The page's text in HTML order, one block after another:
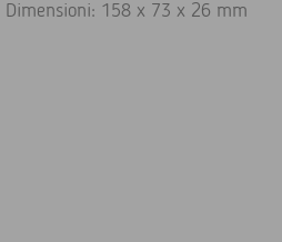
Dimensioni: 158 x 73 x 26 mm